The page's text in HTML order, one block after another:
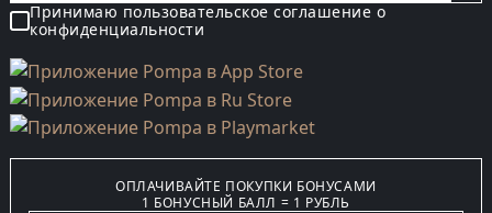
Принимаю пользовательское соглашение о
конфиденциальности
ОПЛАЧИВАЙТЕ ПОКУПКИ БОНУСАМИ
1 БОНУСНЫЙ БАЛЛ = 1 РУБЛЬ